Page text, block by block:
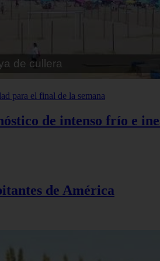
de intenso frío e
de América